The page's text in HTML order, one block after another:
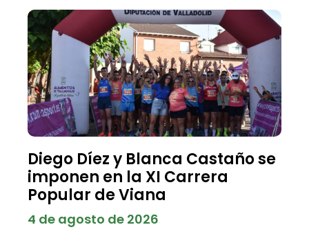
Diego Díez y Blanca Castaño se
imponen en la XI Carrera
Popular de Viana
4 de agosto de 2026